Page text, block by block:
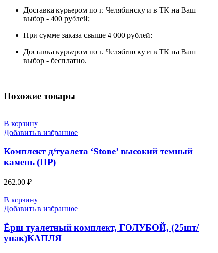
Доставка курьером по г. Челябинску и в ТК на Ваш
выбор - 400 рублей;
При сумме заказа свыше 4 000 рублей:
Доставка курьером по г. Челябинску и в ТК на Ваш
выбор - бесплатно.
Похожие товары
В корзину
Добавить в избранное
Комплект д/туалета ‘Stone’ высокий темный
камень (ПР)
262.00 ₽
В корзину
Добавить в избранное
Ёрш туалетный комплект, ГОЛУБОЙ, (25шт/
упак)КАПЛЯ